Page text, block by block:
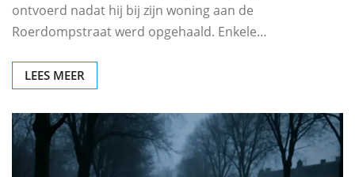
ontvoerd nadat hij bij zijn woning aan de
Roerdompstraat werd opgehaald. Enkele…
LEES MEER